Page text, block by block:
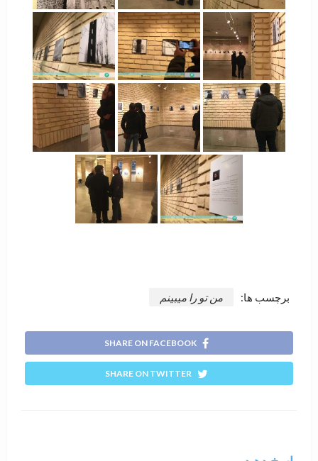
برچسب ها: من تو را میبینم
SHARE ON FACEBOOK
SHARE ON TWITTER